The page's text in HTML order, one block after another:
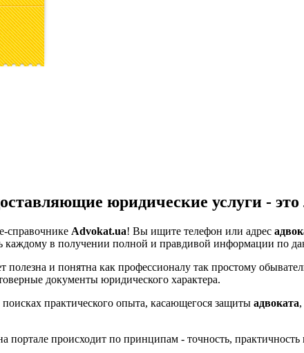
юридические услуги - это
справочнике Advokat.ua! Вы ищите телефон или адрес
каждому в получении полной и правдивой информации по
и понятна как профессионалу так простому
документы юридического характера.
практического опыта, касающегося защиты адвоката
портале происходит по принципам - точность, практичность